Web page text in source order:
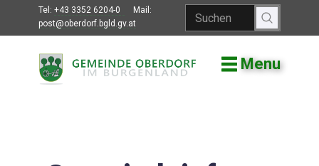
Tel: +43 3352 6204-0
Mail:
post@oberdorf.bgld.gv.at
Menu
Willkommen